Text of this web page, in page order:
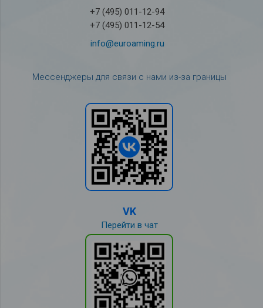
+7 (495) 011-12-94
+7 (495) 011-12-54
info@euroaming.ru
Мессенджеры для связи с нами из-за границы
VK
Перейти в чат